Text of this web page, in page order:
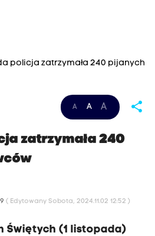
policja zatrzymała 240 pijanych
A A A share
zatrzymała 240
( Edytowany Sobota, 2024.11.02 12:52 )
Świętych (1 listopada)